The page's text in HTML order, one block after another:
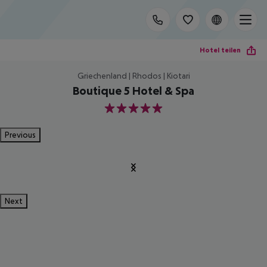
Hotel teilen
Griechenland | Rhodos | Kiotari
Boutique 5 Hotel & Spa
5
Previous
Next